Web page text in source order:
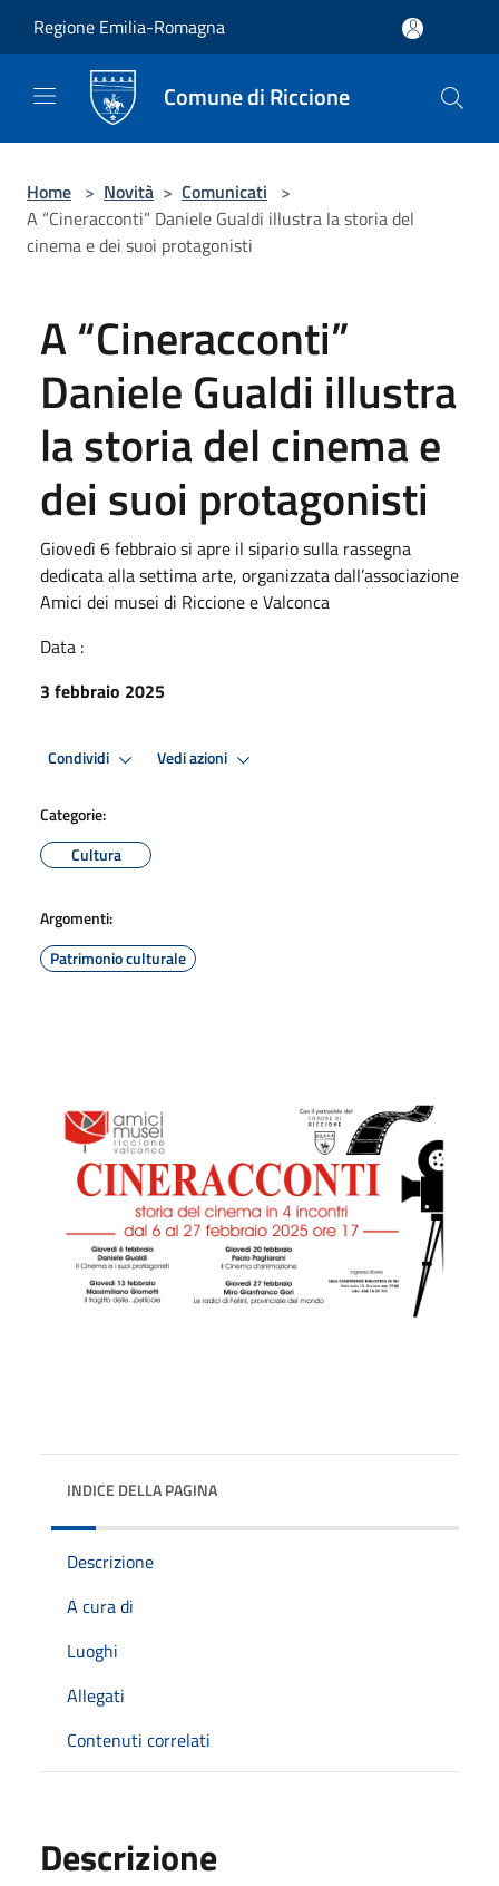
Regione Emilia-Romagna
Comune di Riccione
Home > Novità > Comunicati >
A “Cineracconti” Daniele Gualdi illustra la storia del
cinema e dei suoi protagonisti
A “Cineracconti”
Daniele Gualdi illustra
la storia del cinema e
dei suoi protagonisti
Giovedì 6 febbraio si apre il sipario sulla rassegna
dedicata alla settima arte, organizzata dall’associazione
Amici dei musei di Riccione e Valconca
Data :
3 febbraio 2025
Condividi Vedi azioni
Categorie:
Cultura
Argomenti:
Patrimonio culturale
INDICE DELLA PAGINA
Descrizione
A cura di
Luoghi
Allegati
Contenuti correlati
Descrizione